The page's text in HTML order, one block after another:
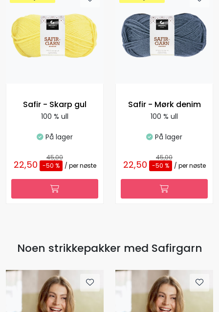
Safir - Skarp gul
100 % ull
På lager
45,00
22,50 -50 % / per nøste
Safir - Mørk denim
100 % ull
På lager
45,00
22,50 -50 % / per nøste
Noen strikkepakker med Safirgarn